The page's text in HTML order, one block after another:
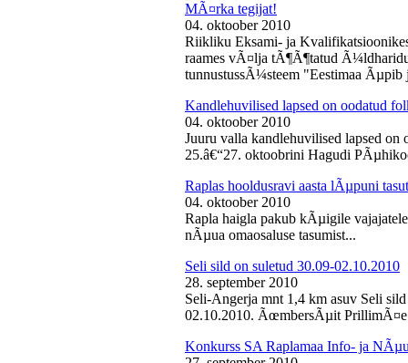
MÃ¤rka tegijat!
04. oktoober 2010
Riikliku Eksami- ja
raames vÃ¤lja tÃ¶Ã¶tatud
tunnustussÃ¼steem "Eestimaa
Kandlehuvilised lapsed on oodatud
04. oktoober 2010
Juuru valla kandlehuvilised lapsed
25.â€“27. oktoobrini Hagudi
Raplas hooldusravi aasta lÃµpuni
04. oktoober 2010
Rapla haigla pakub kÃµigile
nÃµua omaosaluse tasumist...
Seli sild on suletud 30.09-02.10.2010
28. september 2010
Seli-Angerja mnt 1,4 km asuv Seli
02.10.2010. ÃœmbersÃµit
Konkurss SA Raplamaa Info- ja